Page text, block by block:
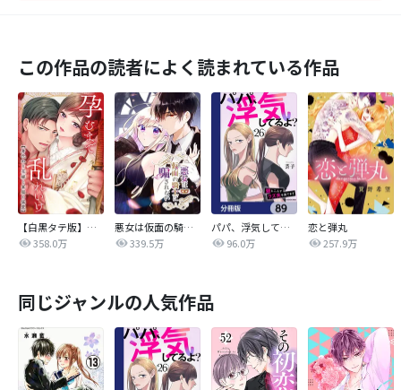
この作品の読者によく読まれている作品
【白黒タテ版】孕むまで乱れいけ～身代わり花嫁と軍服の猛愛
358.0万
悪女は仮面の騎士に騙されない
339.5万
パパ、浮気してるよ？娘と二人でクズ夫を捨てます【分冊版】
96.0万
恋と弾丸
257.9万
同じジャンルの人気作品